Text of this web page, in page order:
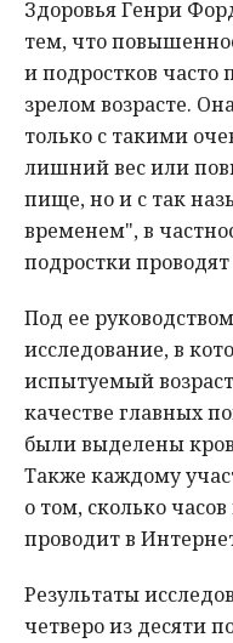
Здоровья Генри
тем, что
и подростков часто
зрелом возрасте.
только с такими
лишний вес или
пище, но и с так
временем", в
подростки
Под ее
исследование, в
испытуемый
качестве главных
были выделены
Также каждому
о том, сколько
проводит в
Результаты
четверо из десяти